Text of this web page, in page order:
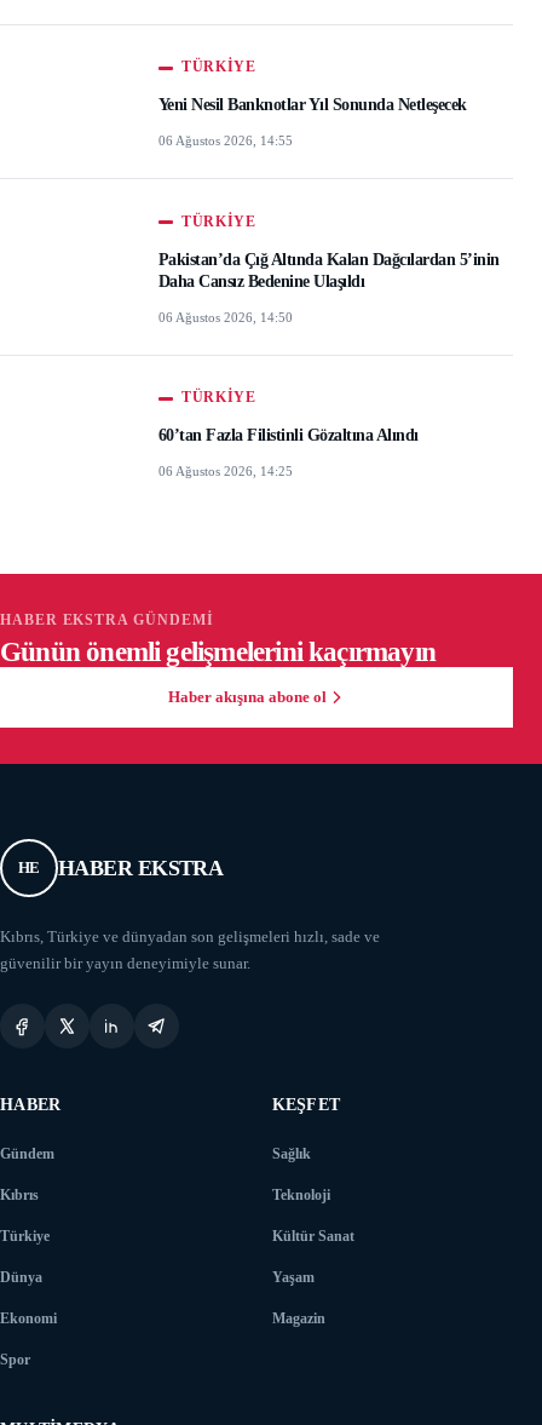
TÜRKIYE
Yeni Nesil Banknotlar Yıl Sonunda Netleşecek
06 Ağustos 2026, 14:55
TÜRKIYE
Pakistan’da Çığ Altında Kalan Dağcılardan 5’inin
Daha Cansız Bedenine Ulaşıldı
06 Ağustos 2026, 14:50
TÜRKIYE
60’tan Fazla Filistinli Gözaltına Alındı
06 Ağustos 2026, 14:25
HABER EKSTRA GÜNDEMI
Günün önemli gelişmelerini kaçırmayın
Haber akışına abone ol
HE HABER EKSTRA
Kıbrıs, Türkiye ve dünyadan son gelişmeleri hızlı, sade ve
güvenilir bir yayın deneyimiyle sunar.
HABER
Gündem
Kıbrıs
Türkiye
Dünya
Ekonomi
Spor
KEŞFET
Sağlık
Teknoloji
Kültür Sanat
Yaşam
Magazin